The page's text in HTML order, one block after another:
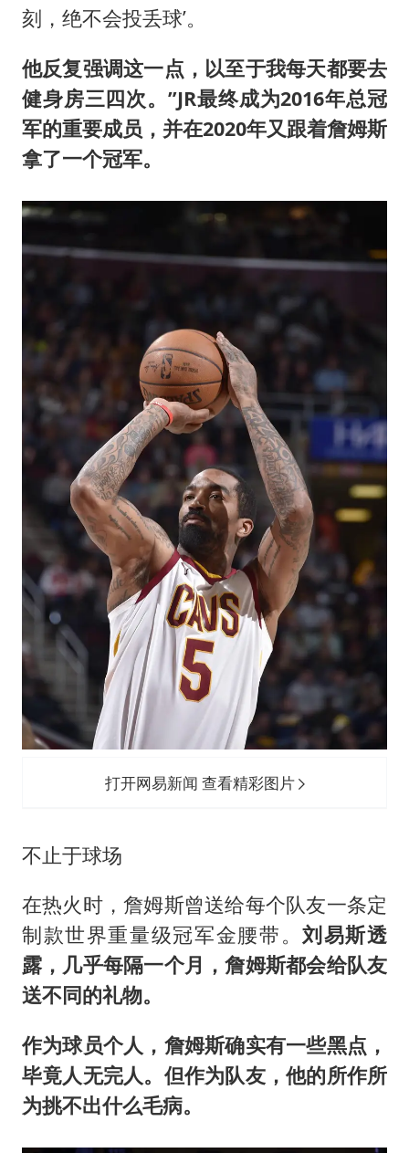
刻，绝不会投丢球’。
他反复强调这一点，以至于我每天都要去
健身房三四次。”JR最终成为2016年总冠
军的重要成员，并在2020年又跟着詹姆斯
拿了一个冠军。
打开网易新闻 查看精彩图片
不止于球场
在热火时，詹姆斯曾送给每个队友一条定
制款世界重量级冠军金腰带。刘易斯透
露，几乎每隔一个月，詹姆斯都会给队友
送不同的礼物。
作为球员个人，詹姆斯确实有一些黑点，
毕竟人无完人。但作为队友，他的所作所
为挑不出什么毛病。